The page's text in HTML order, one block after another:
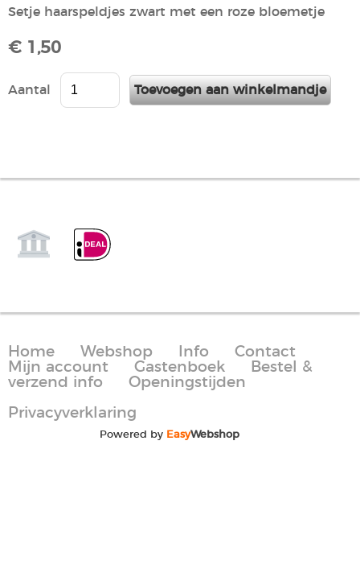
Setje haarspeldjes zwart met een roze bloemetje
€ 1,50
Aantal
Home Webshop Info
Contact
Mijn account
Gastenboek
Bestel &
verzend info
Openingstijden
Privacyverklaring
Powered by EasyWebshop